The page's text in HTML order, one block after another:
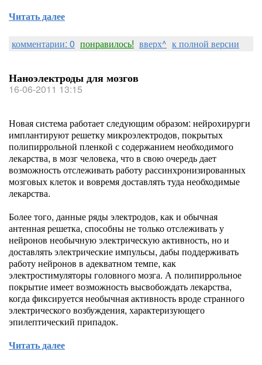
Читать далее
комментарии: 0 понравилось! вверх^ к полной версии
Наноэлектроды для мозгов
16-06-2011 13:15
Новая система работает следующим образом: нейрохирурги
имплантируют решетку микроэлектродов, покрытых
полипиррольной пленкой с содержанием необходимого
лекарства, в мозг человека, что в свою очередь дает
возможность отслеживать работу рассинхронизированных
мозговых клеток и вовремя доставлять туда необходимые
лекарства.
Более того, данные ряды электродов, как и обычная
антенная решетка, способны не только отслеживать у
нейронов необычную электрическую активность, но и
доставлять электрические импульсы, дабы поддерживать
работу нейронов в адекватном темпе, как
электростимуляторы головного мозга. А полипиррольное
покрытие имеет возможность высвобождать лекарства,
когда фиксируется необычная активность вроде странного
электрического возбуждения, характеризующего
эпилептический припадок.
Читать далее